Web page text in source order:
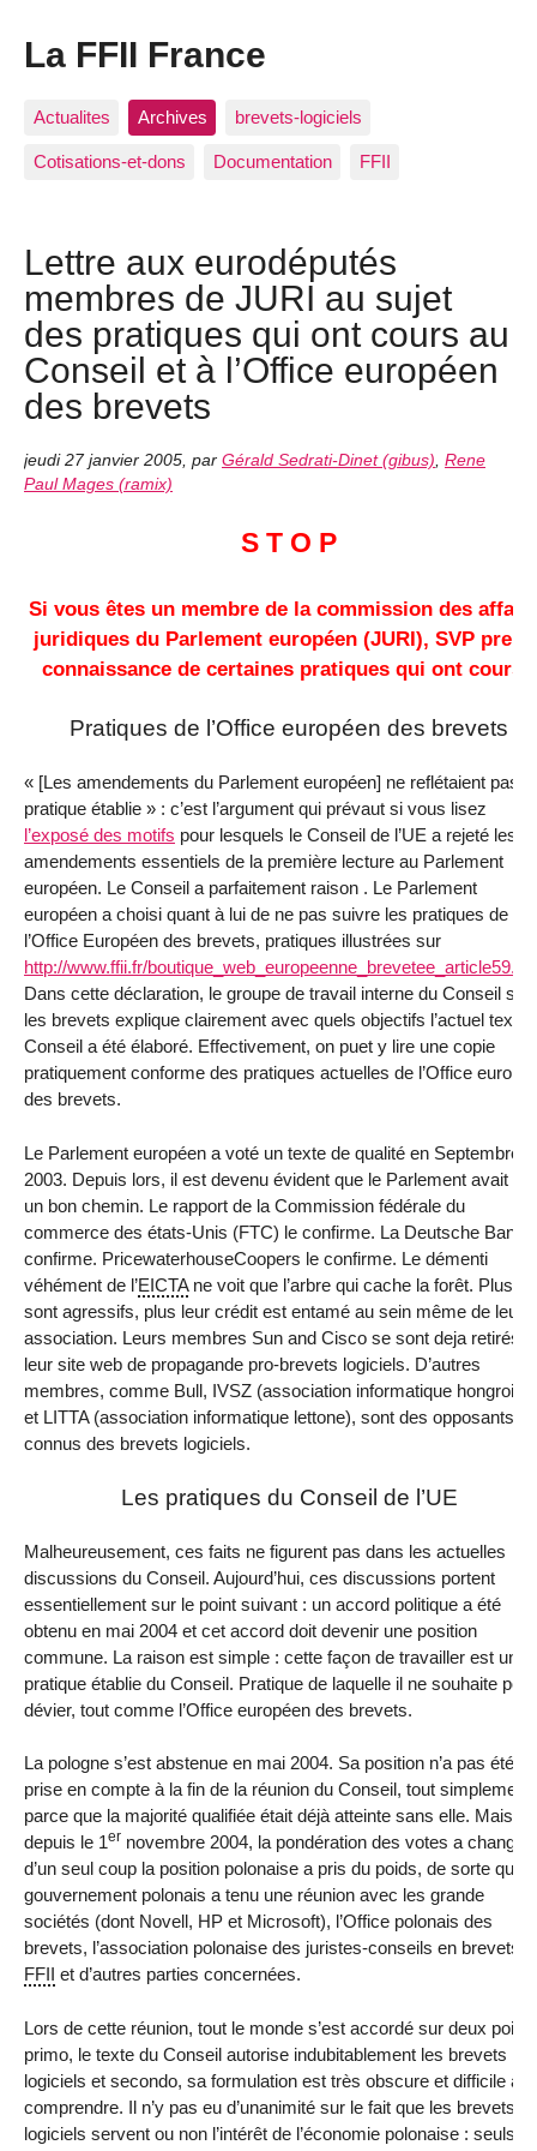
La FFII France
Actualites Archives brevets-logiciels
Cotisations-et-dons Documentation FFII
Lettre aux eurodéputés
membres de JURI au sujet
des pratiques qui ont cours au
Conseil et à l’Office européen
des brevets
jeudi 27 janvier 2005 par Gérald Sedrati-Dinet (gibus) Rene
Paul Mages (ramix)
S T O P
Si vous êtes un membre de la commission des
juridiques du Parlement européen (JURI), SVP
connaissance de certaines pratiques qui ont cours :
Pratiques de l’Office européen des brevets
« [Les amendements du Parlement européen] ne reflétaient pas la
pratique établie » : c’est l’argument qui prévaut si vous lisez
l’exposé des motifs pour lesquels le Conseil de l’UE a rejeté les
amendements essentiels de la première lecture au Parlement
européen. Le Conseil a parfaitement raison . Le Parlement
européen a choisi quant à lui de ne pas suivre les pratiques de
l’Office Européen des brevets, pratiques illustrées sur
http://www.ffii.fr/
Dans cette déclaration, le groupe de travail interne du Conseil sur
les brevets explique clairement avec quels objectifs l’actuel texte
Conseil a été élaboré. Effectivement, on puet y lire une copie
pratiquement conforme des pratiques actuelles de l’Office
des brevets.
Le Parlement européen a voté un texte de qualité en Septembre
2003. Depuis lors, il est devenu évident que le Parlement avait
un bon chemin. Le rapport de la Commission fédérale du
commerce des états-Unis (FTC) le confirme. La Deutsche Bank
confirme. PricewaterhouseCoopers le confirme. Le démenti
véhément de l’EICTAne voit que l’arbre qui cache la forêt. Plus ils
sont agressifs, plus leur crédit est entamé au sein même de leur
association. Leurs membres Sun and Cisco se sont deja retirés
leur site web de propagande pro-brevets logiciels. D’autres
membres, comme Bull, IVSZ (association informatique
et LITTA (association informatique lettone), sont des opposants
connus des brevets logiciels.
Les pratiques du Conseil de l’UE
Malheureusement, ces faits ne figurent pas dans les actuelles
discussions du Conseil. Aujourd’hui, ces discussions portent
essentiellement sur le point suivant : un accord politique a été
obtenu en mai 2004 et cet accord doit devenir une position
commune. La raison est simple : cette façon de travailler est une
pratique établie du Conseil. Pratique de laquelle il ne souhaite
dévier, tout comme l’Office européen des brevets.
La pologne s’est abstenue en mai 2004. Sa position n’a pas été
prise en compte à la fin de la réunion du Conseil, tout simplement
parce que la majorité qualifiée était déjà atteinte sans elle. Mais
depuis le 1er novembre 2004, la pondération des votes a changé
d’un seul coup la position polonaise a pris du poids, de sorte que
gouvernement polonais a tenu une réunion avec les grande
sociétés (dont Novell, HP et Microsoft), l’Office polonais des
brevets, l’association polonaise des juristes-conseils en brevets,
FFII
et d’autres parties concernées.
Lors de cette réunion, tout le monde s’est accordé sur deux
primo, le texte du Conseil autorise indubitablement les brevets
logiciels et secondo, sa formulation est très obscure et difficile à
comprendre. Il n’y pas eu d’unanimité sur le fait que les brevets
logiciels servent ou non l’intérêt de l’économie polonaise : seuls